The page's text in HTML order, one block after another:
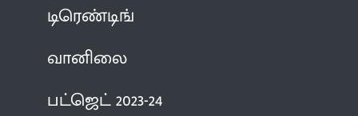
டிரெண்டிங்
வானிலை
பட்ஜெட் 2023-24